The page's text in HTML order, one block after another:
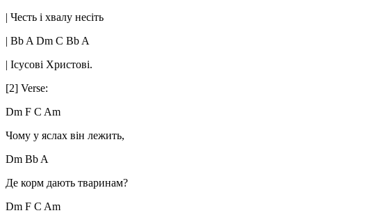
| Честь і хвалу несіть
| Bb A Dm C Bb A
| Ісусові Христові.
[2] Verse:
Dm F C Am
Чому у яслах він лежить,
Dm Bb A
Де корм дають тваринам?
Dm F C Am